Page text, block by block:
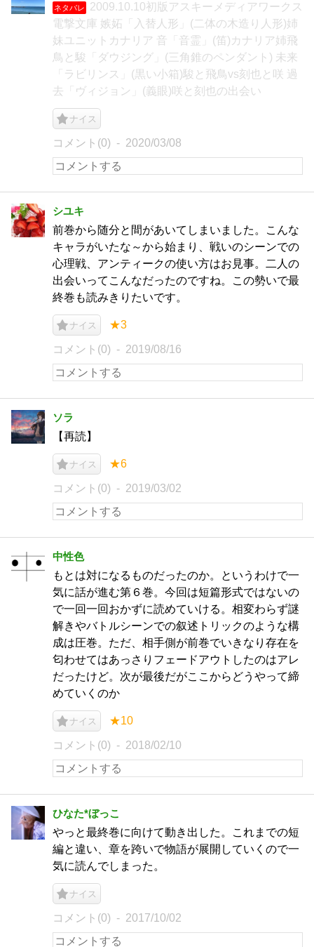
ネタバレ
2009.10.10初版アスキーメディアワークス
電撃文庫 嫉妬「入替人形」(二体の木造り人形)姉
妹ユニットカナリア 音「音霊」(笛)カナリア姉飛
鳥と駿「ダウジング」(三角錐のペンダント) 未来
「ラビリンス」(黒い小箱)駿と飛鳥vs刻也と咲 過
去「ヴィジョン」(義眼)咲と刻也の出会い
ナイス
コメント(0) 2020/03/08
シユキ
前巻から随分と間があいてしまいました。こんな
キャラがいたな～から始まり、戦いのシーンでの
心理戦、アンティークの使い方はお見事。二人の
出会いってこんなだったのですね。この勢いで最
終巻も読みきりたいです。
ナイス ★3
コメント(0) 2019/08/16
ソラ
【再読】
ナイス ★6
コメント(0) 2019/03/02
中性色
もとは対になるものだったのか。というわけで一
気に話が進む第６巻。今回は短篇形式ではないの
で一回一回おかずに読めていける。相変わらず謎
解きやバトルシーンでの叙述トリックのような構
成は圧巻。ただ、相手側が前巻でいきなり存在を
匂わせてはあっさりフェードアウトしたのはアレ
だったけど。次が最後だがここからどうやって締
めていくのか
ナイス ★10
コメント(0) 2018/02/10
ひなた*ぼっこ
やっと最終巻に向けて動き出した。これまでの短
編と違い、章を跨いで物語が展開していくので一
気に読んでしまった。
ナイス
コメント(0) 2017/10/02